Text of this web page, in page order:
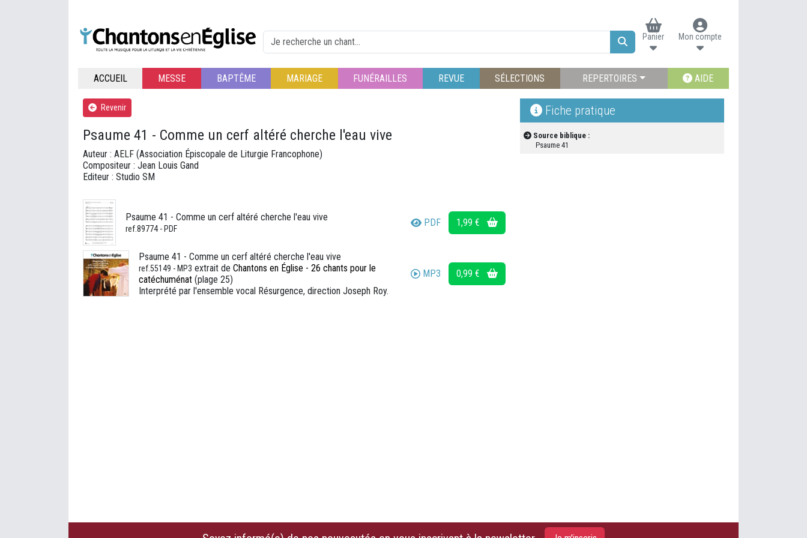
Panier Mon compte
ACCUEIL MESSE BAPTÊME MARIAGE FUNÉRAILLES REVUE SÉLECTIONS REPERTOIRES AIDE
Revenir
Psaume 41 - Comme un cerf altéré cherche l'eau vive
Auteur : AELF (Association Épiscopale de Liturgie Francophone)
Compositeur : Jean Louis Gand
Editeur : Studio SM
Psaume 41 - Comme un cerf altéré cherche l'eau vive
ref.89774 - PDF
PDF 1,99 €
Psaume 41 - Comme un cerf altéré cherche l'eau vive
ref.55149 - MP3 extrait de Chantons en Église - 26 chants pour le
catéchuménat (plage 25)
Interprété par l'ensemble vocal Résurgence, direction Joseph Roy.
MP3 0,99 €
Fiche pratique
Source biblique :
Psaume 41